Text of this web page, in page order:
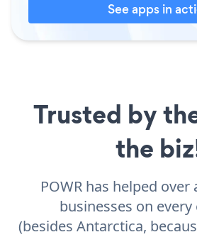
See apps in
Trusted by
the
POWR has helped
businesses on
(besides Antarctica,